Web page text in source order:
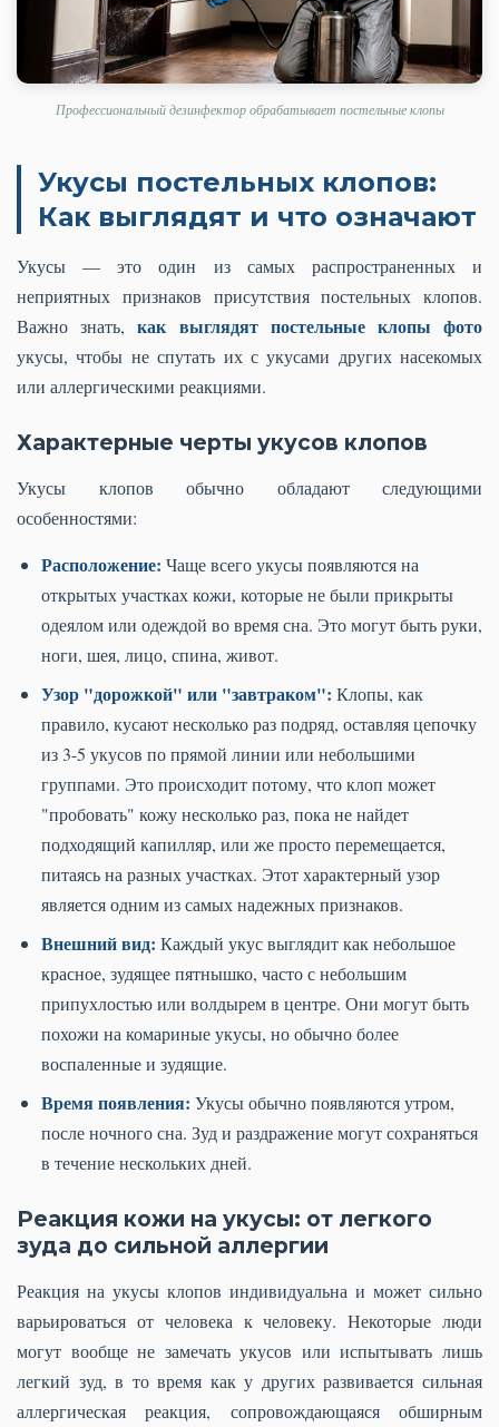
Профессиональный дезинфектор обрабатывает постельные клопы
Укусы постельных клопов:
Как выглядят и что означают
Укусы — это один из самых распространенных и
неприятных признаков присутствия постельных клопов.
Важно знать,как выглядят постельные клопы фото
укусы, чтобы не спутать их с укусами других насекомых
или аллергическими реакциями.
Характерные черты укусов клопов
Укусы клопов обычно обладают следующими
особенностями:
Расположение: Чаще всего укусы появляются на
открытых участках кожи, которые не были прикрыты
одеялом или одеждой во время сна. Это могут быть руки,
ноги, шея, лицо, спина, живот.
Узор "дорожкой" или "завтраком": Клопы, как
правило, кусают несколько раз подряд, оставляя цепочку
из 3-5 укусов по прямой линии или небольшими
группами. Это происходит потому, что клоп может
"пробовать" кожу несколько раз, пока не найдет
подходящий капилляр, или же просто перемещается,
питаясь на разных участках. Этот характерный узор
является одним из самых надежных признаков.
Внешний вид: Каждый укус выглядит как небольшое
красное, зудящее пятнышко, часто с небольшим
припухлостью или волдырем в центре. Они могут быть
похожи на комариные укусы, но обычно более
воспаленные и зудящие.
Время появления: Укусы обычно появляются утром,
после ночного сна. Зуд и раздражение могут сохраняться
в течение нескольких дней.
Реакция кожи на укусы: от легкого
зуда до сильной аллергии
Реакция на укусы клопов индивидуальна и может сильно
варьироваться от человека к человеку. Некоторые люди
могут вообще не замечать укусов или испытывать лишь
легкий зуд, в то время как у других развивается сильная
аллергическая реакция, сопровождающаяся обширным